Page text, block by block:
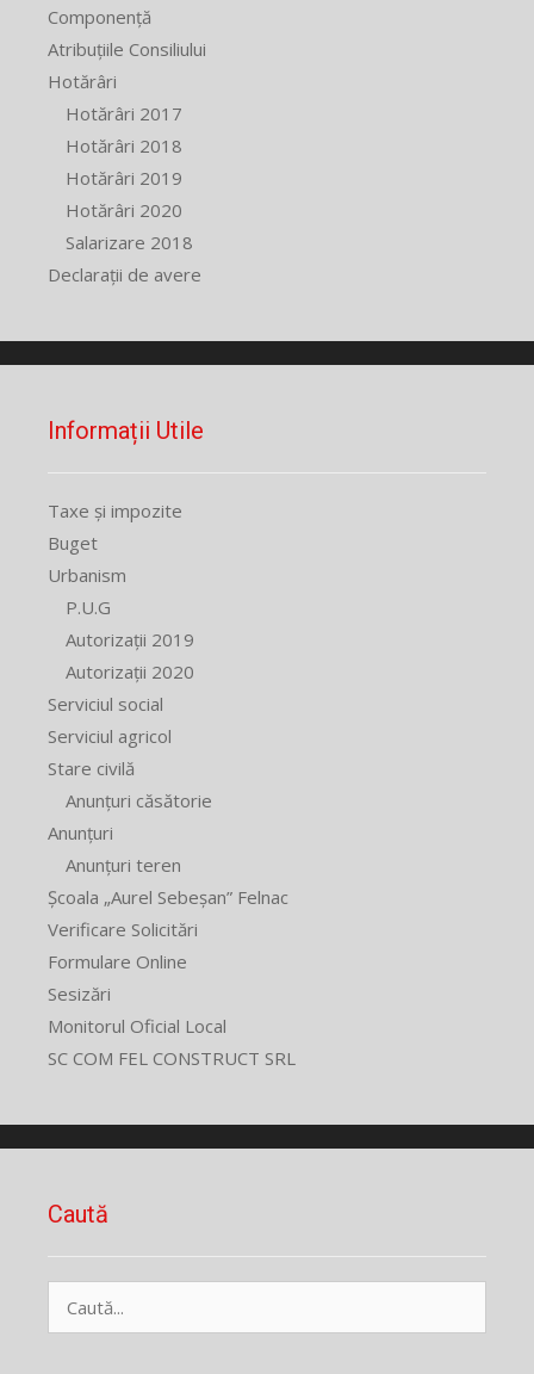
Componență
Atribuțiile Consiliului
Hotărâri
Hotărâri 2017
Hotărâri 2018
Hotărâri 2019
Hotărâri 2020
Salarizare 2018
Declarații de avere
Informații Utile
Taxe și impozite
Buget
Urbanism
P.U.G
Autorizații 2019
Autorizații 2020
Serviciul social
Serviciul agricol
Stare civilă
Anunțuri căsătorie
Anunțuri
Anunțuri teren
Școala „Aurel Sebeșan” Felnac
Verificare Solicitări
Formulare Online
Sesizări
Monitorul Oficial Local
SC COM FEL CONSTRUCT SRL
Caută
după: